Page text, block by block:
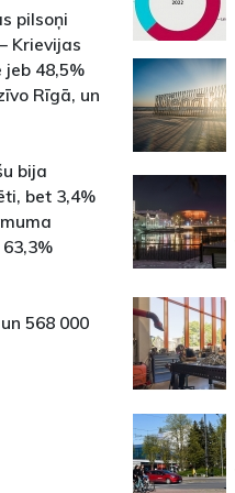
pilsoņi
Krievijas
48,5%
Rīgā, un
bija
bet 3,4%
568 000